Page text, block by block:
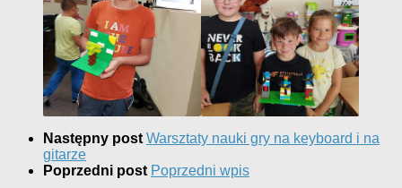
Następny post Warsztaty nauki gry na keyboard i na
gitarze
Poprzedni post Poprzedni wpis